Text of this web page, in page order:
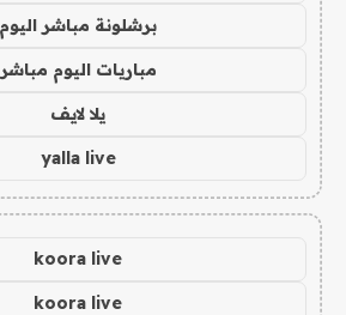
برشلونة مباشر اليوم
مباريات اليوم مباشر
يلا لايف
yalla live
koora live
koora live